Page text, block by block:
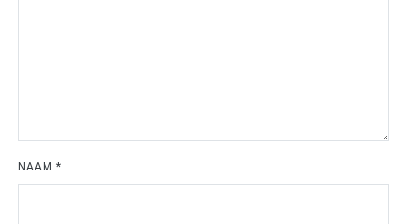
NAAM *